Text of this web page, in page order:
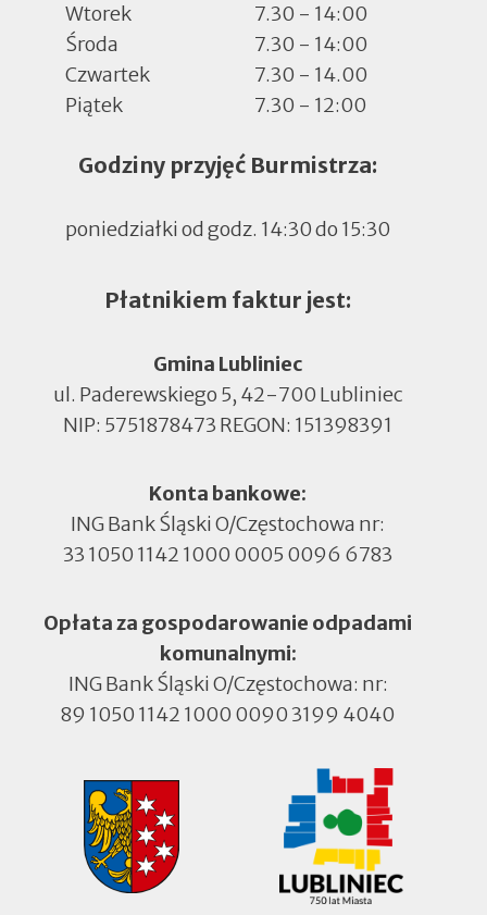
Wtorek
7.30 - 14:00
Środa
7.30 - 14:00
Czwartek
7.30 - 14.00
Piątek
7.30 - 12:00
Godziny przyjęć Burmistrza:
poniedziałki od godz. 14:30 do 15:30
Płatnikiem faktur jest:
Gmina Lubliniec
ul. Paderewskiego 5, 42-700 Lubliniec
NIP: 5751878473 REGON: 151398391
Konta bankowe:
ING Bank Śląski O/Częstochowa nr:
33 1050 1142 1000 0005 0096 6783
Opłata za gospodarowanie odpadami
komunalnymi:
ING Bank Śląski O/Częstochowa: nr:
89 1050 1142 1000 0090 3199 4040